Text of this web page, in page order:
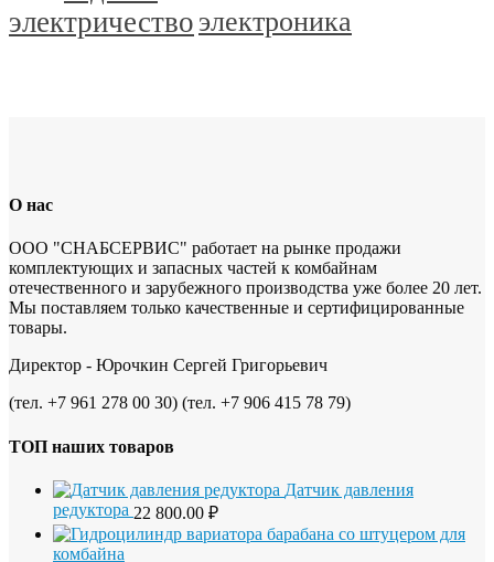
электричество электроника
О нас
ООО "СНАБСЕРВИС" работает на рынке продажи
комплектующих и запасных частей к комбайнам
отечественного и зарубежного производства уже более 20 лет.
Мы поставляем только качественные и сертифицированные
товары.
Директор - Юрочкин Сергей Григорьевич
(тел. +7 961 278 00 30) (тел. +7 906 415 78 79)
ТОП наших товаров
Датчик давления
редуктора 22 800.00 ₽